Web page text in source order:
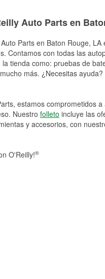
Auto Parts en
Parts en Baton Rouge, LA
Contamos con todas las
tienda como: pruebas de
más. ¿Necesitas
estamos comprometidos
Nuestro folleto incluye las
y accesorios, con
O'Reilly!®